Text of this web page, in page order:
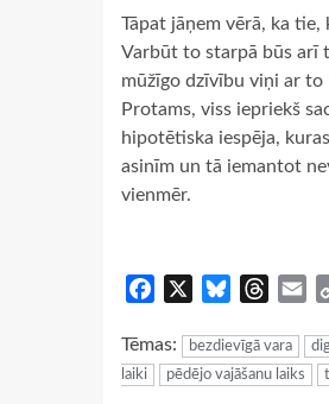
Tāpat jāņem vērā, ka
Varbūt to starpā būs arī
mūžīgo dzīvību viņi ar to
Protams, viss iepriekš
hipotētiska iespēja,
asinīm un tā iemantot
vienmēr.
Facebook Bluesky
Tēmas: bezdievīgā vara
laiki
pēdējo vajāšanu laiks